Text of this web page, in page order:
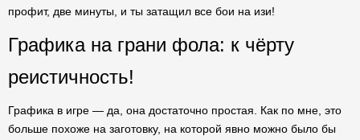
профит, две минуты, и ты затащил все бои на изи!
Графика на грани фола: к чёрту
реистичность!
Графика в игре — да, она достаточно простая. Как по мне, это
больше похоже на заготовку, на которой явно можно было бы